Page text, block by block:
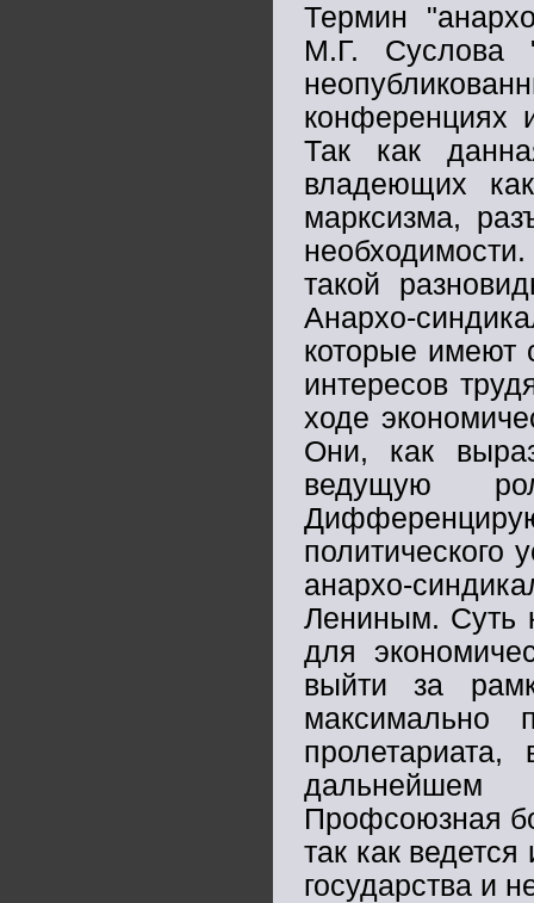
Термин
М.Г. Суслова
конференциях
Так как
владеющих
марксизма,
такой
Анархо-
которые
интересов
ходе
Они, как
ведущую
политического
анархо-
Лениным. Суть
для
выйти за
максимально
дальнейшем
Профсоюзная
так как
государства и